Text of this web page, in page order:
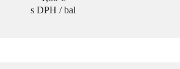
s DPH / bal